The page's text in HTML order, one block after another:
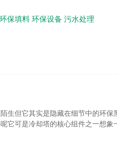
环保填料 环保设备 污水处理
生但它其实是隐藏在细节中的环
它可是冷却塔的核心组件之一想